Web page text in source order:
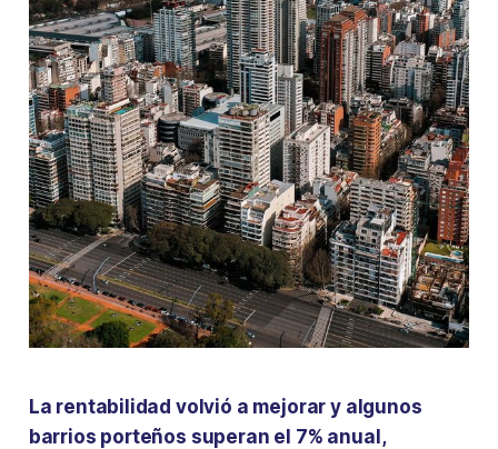
La rentabilidad volvió a mejorar y algunos
barrios porteños superan el 7% anual,